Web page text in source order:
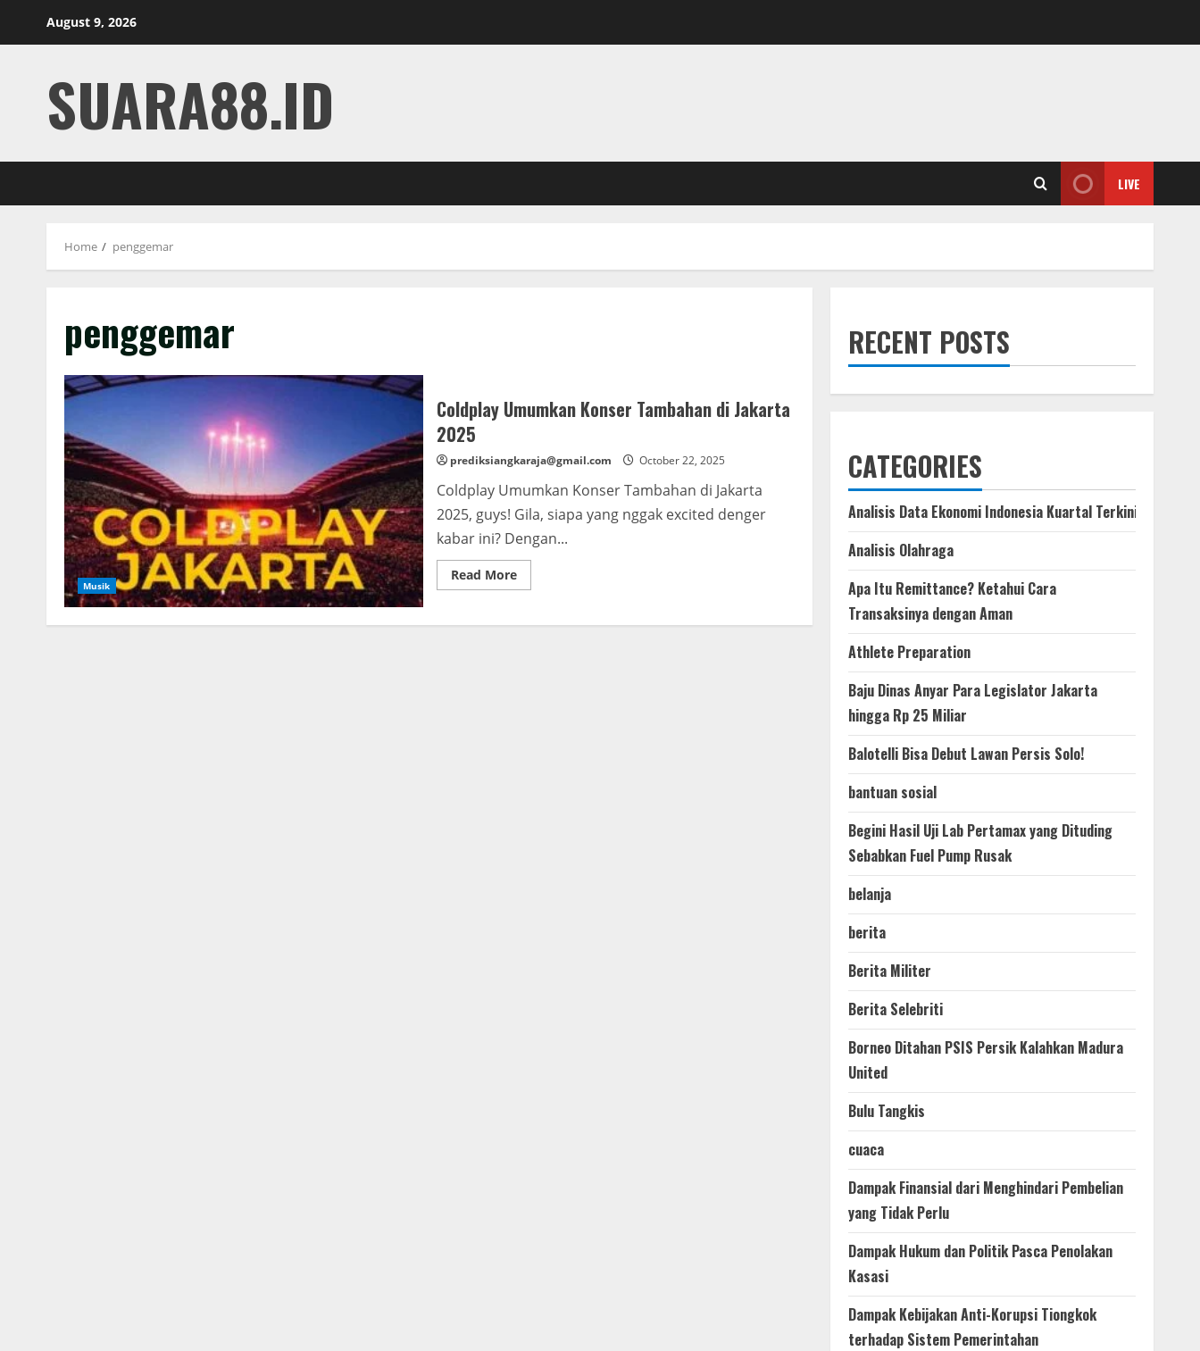
August 9, 2026
SUARA88.ID
LIVE
Home penggemar
penggemar
Musik
Coldplay Umumkan Konser Tambahan di Jakarta
2025
prediksiangkaraja@gmail.com October 22, 2025
Coldplay Umumkan Konser Tambahan di Jakarta
2025, guys! Gila, siapa yang nggak excited denger
kabar ini? Dengan...
Read MoreRead
more
Umumkan
RECENT POSTS
CATEGORIES
Analisis Data Ekonomi Indonesia Kuartal Terkini
Analisis Olahraga
Apa Itu Remittance? Ketahui Cara
Transaksinya dengan Aman
Athlete Preparation
Baju Dinas Anyar Para Legislator Jakarta
hingga Rp 25 Miliar
Balotelli Bisa Debut Lawan Persis Solo!
bantuan sosial
Begini Hasil Uji Lab Pertamax yang Dituding
Sebabkan Fuel Pump Rusak
belanja
berita
Berita Militer
Berita Selebriti
Borneo Ditahan PSIS Persik Kalahkan Madura
United
Bulu Tangkis
cuaca
Dampak Finansial dari Menghindari Pembelian
yang Tidak Perlu
Dampak Hukum dan Politik Pasca Penolakan
Kasasi
Dampak Kebijakan Anti-Korupsi Tiongkok
terhadap Sistem Pemerintahan